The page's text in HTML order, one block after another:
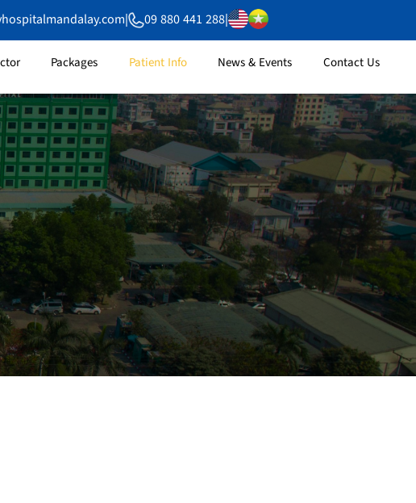
Packages Patient Info News & Events Contact Us
09 880 441 288|